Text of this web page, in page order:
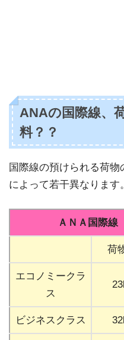
ANAの国際線、
料？？
国際線の預けられる荷
によって若干異なります。
ＡＮＡ国際
荷
エコノミークラ
ス
ビジネスクラス